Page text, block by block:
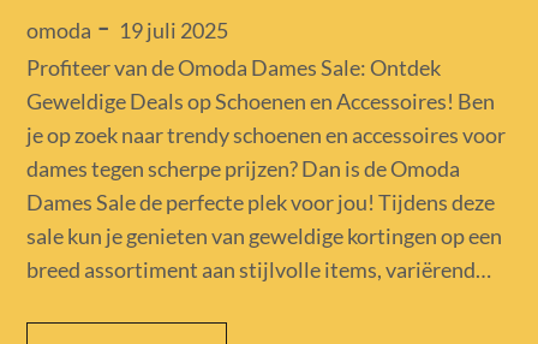
omoda
Posted
on
19 juli 2025
Profiteer van de Omoda Dames Sale: Ontdek
Geweldige Deals op Schoenen en Accessoires! Ben
je op zoek naar trendy schoenen en accessoires voor
dames tegen scherpe prijzen? Dan is de Omoda
Dames Sale de perfecte plek voor jou! Tijdens deze
sale kun je genieten van geweldige kortingen op een
breed assortiment aan stijlvolle items, variërend…